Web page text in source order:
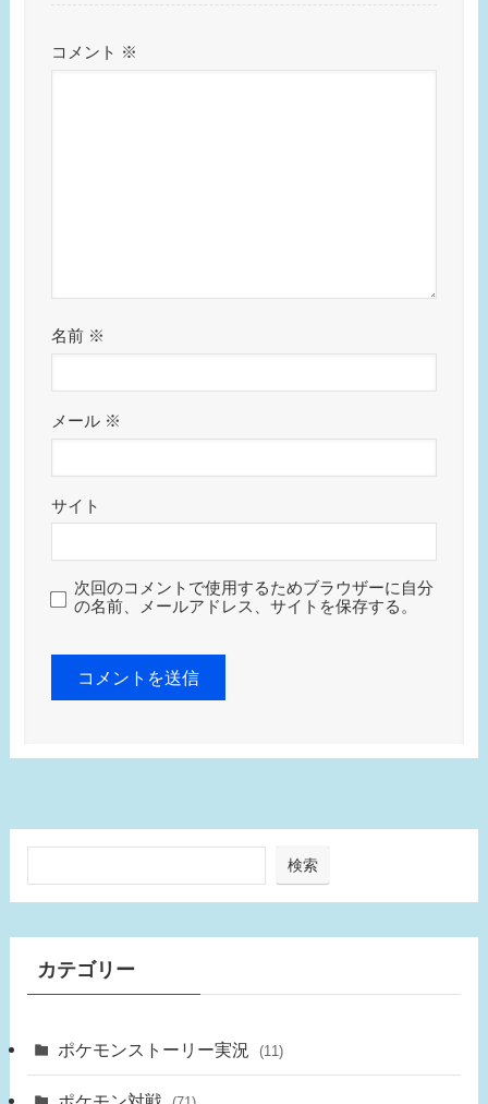
コメント ※
名前 ※
メール ※
サイト
次回のコメントで使用するためブラウザーに自分
の名前、メールアドレス、サイトを保存する。
検索
カテゴリー
ポケモンストーリー実況 (11)